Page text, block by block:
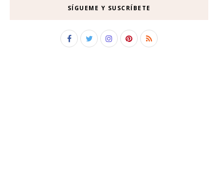
SÍGUEME Y SUSCRÍBETE